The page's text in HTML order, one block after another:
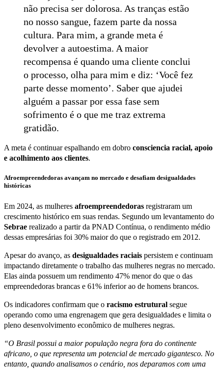
não precisa ser dolorosa. As tranças estão
no nosso sangue, fazem parte da nossa
cultura. Para mim, a grande meta é
devolver a autoestima. A maior
recompensa é quando uma cliente conclui
o processo, olha para mim e diz: ‘Você fez
parte desse momento’. Saber que ajudei
alguém a passar por essa fase sem
sofrimento é o que me traz extrema
gratidão.
A meta é continuar espalhando em dobro consciencia racial, apoio
e acolhimento aos clientes.
Afroempreendedoras avançam no mercado e desafiam desigualdades
históricas
Em 2024, as mulheres afroempreendedoras registraram um
crescimento histórico em suas rendas. Segundo um levantamento do
Sebrae realizado a partir da PNAD Contínua, o rendimento médio
dessas empresárias foi 30% maior do que o registrado em 2012.
Apesar do avanço, as desigualdades raciais persistem e continuam
impactando diretamente o trabalho das mulheres negras no mercado.
Elas ainda possuem um rendimento 47% menor do que o das
empreendedoras brancas e 61% inferior ao de homens brancos.
Os indicadores confirmam que o racismo estrutural segue
operando como uma engrenagem que gera desigualdades e limita o
pleno desenvolvimento econômico de mulheres negras.
“O Brasil possui a maior população negra fora do continente
africano, o que representa um potencial de mercado gigantesco. No
entanto, quando analisamos o cenário, nos deparamos com uma